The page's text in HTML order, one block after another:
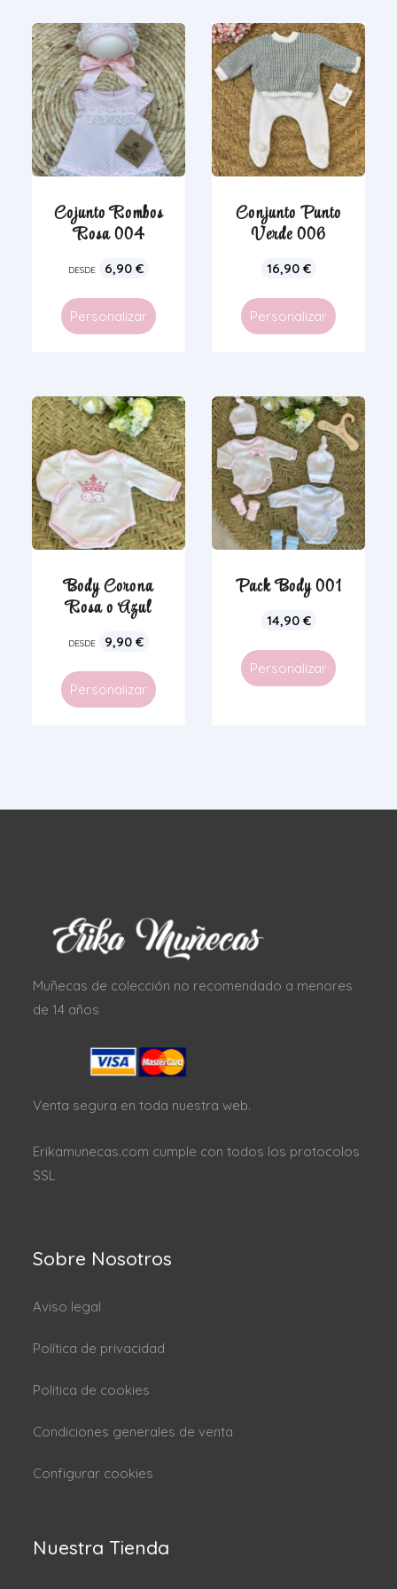
Cojunto Rombos
Rosa 004
DESDE 6,90 €
Personalizar
Conjunto Punto
Verde 006
16,90 €
Personalizar
Body Corona
Rosa o Azul
DESDE 9,90 €
Personalizar
Pack Body 001
14,90 €
Personalizar
Muñecas de colección no recomendado a menores
de 14 años
Venta segura en toda nuestra web.
Erikamunecas.com cumple con todos los protocolos
SSL
Sobre Nosotros
Aviso legal
Política de privacidad
Politica de cookies
Condiciones generales de venta
Configurar cookies
Nuestra Tienda